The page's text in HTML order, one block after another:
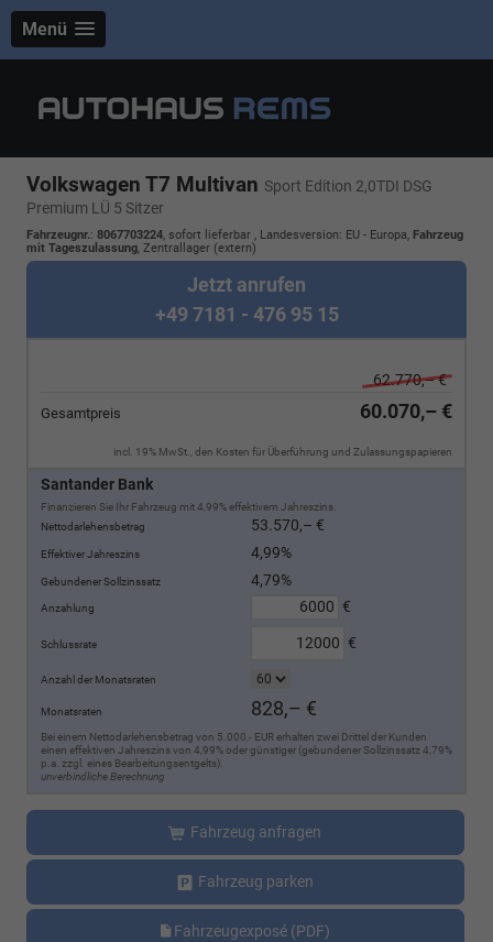
Menü
Volkswagen T7 Multivan Sport Edition 2,0TDI DSG
Premium LÜ 5 Sitzer
Fahrzeugnr.: 8067703224, sofort lieferbar , Landesversion: EU - Europa, Fahrzeug
mit Tageszulassung, Zentrallager (extern)
Jetzt anrufen
+49 7181 - 476 95 15
62.770,– €
Gesamtpreis 60.070,– €
incl. 19% MwSt., den Kosten für Überführung und Zulassungspapieren
Santander Bank
Finanzieren Sie Ihr Fahrzeug mit 4,99% effektivem Jahreszins.
Nettodarlehensbetrag
53.570,– €
Effektiver Jahreszins 4,99%
Gebundener Sollzinssatz 4,79%
Anzahlung €
Schlussrate €
Anzahl der Monatsraten
Monatsraten 828,– €
Bei einem Nettodarlehensbetrag von 5.000,- EUR erhalten zwei Drittel der Kunden
einen effektiven Jahreszins von 4,99% oder günstiger (gebundener Sollzinssatz 4,79%
p.a. zzgl. eines Bearbeitungsentgelts).
unverbindliche Berechnung
Fahrzeug anfragen
Fahrzeug parken
Fahrzeugexposé (PDF)